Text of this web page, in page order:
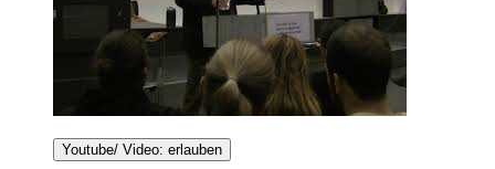
Youtube/ Video: erlauben